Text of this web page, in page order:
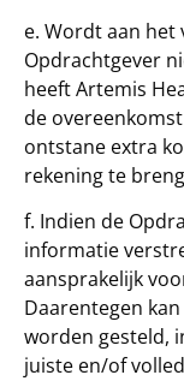
e. Wordt aan
Opdrachtgever
heeft Artemis
de
ontstane extra
rekening te
f. Indien de
informatie
aansprakelijk
Daarentegen
worden gesteld,
juiste en/of